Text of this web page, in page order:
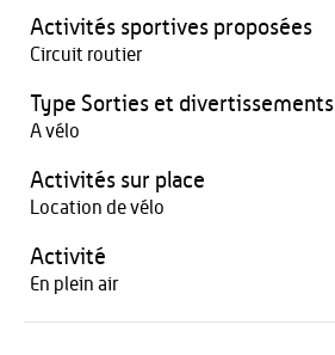
Activités sportives proposées
Circuit routier
Type Sorties et divertissements
A vélo
Activités sur place
Location de vélo
Activité
En plein air